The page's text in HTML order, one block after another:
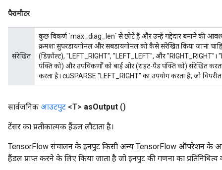
पैरामीटर
संरेखित
कुछ विकर्ण `max_diag_len` से छोटे हैं और उन्हें गद्देदार बनाने की
क्रमशः सुपरडायगोनल और सबडायगोनल को कैसे संरेखित किया जाना
(डिफ़ॉल्ट), "LEFT_RIGHT", "LEFT_LEFT", और
पंक्ति को) और उपविकर्णों को बाईं ओर (राइट-पैड पंक्ति को) संरेखित
करता है। cuSPARSE "LEFT_RIGHT" का उपयोग करता है, जो
सार्वजनिक आउटपुट <T> asOutput ()
टेंसर का प्रतीकात्मक हैंडल लौटाता है।
TensorFlow संचालन के इनपुट किसी अन्य TensorFlow ऑपरेशन के
हैंडल प्राप्त करने के लिए किया जाता है जो इनपुट की गणना का प्रतिनिधित्व